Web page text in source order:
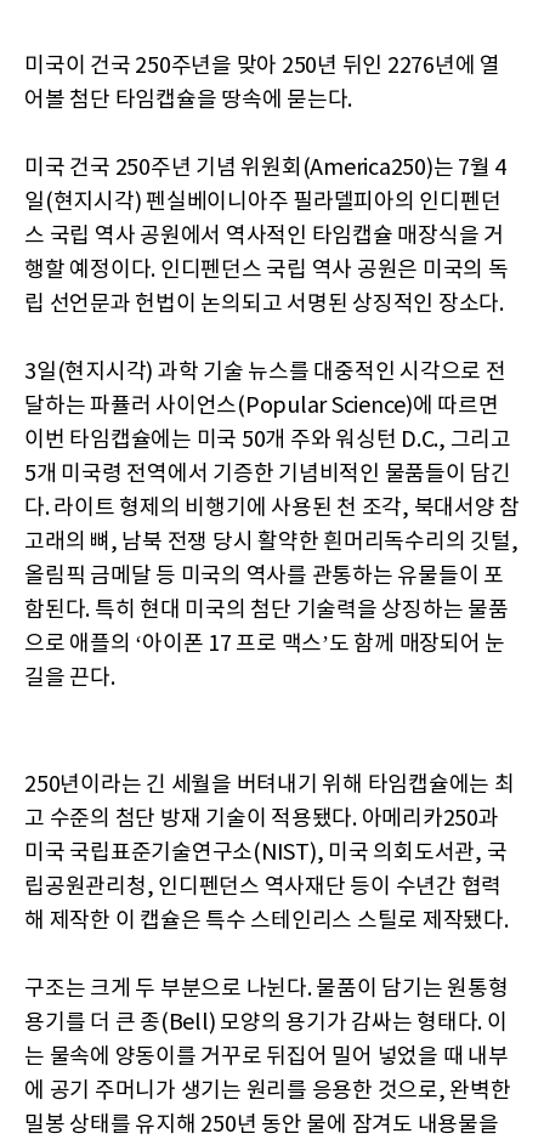
미국이 건국 250주년을 맞아 250년 뒤인 2276년에 열
어볼 첨단 타임캡슐을 땅속에 묻는다.
미국 건국 250주년 기념 위원회(America250)는 7월 4
일(현지시각) 펜실베이니아주 필라델피아의 인디펜던
스 국립 역사 공원에서 역사적인 타임캡슐 매장식을 거
행할 예정이다. 인디펜던스 국립 역사 공원은 미국의 독
립 선언문과 헌법이 논의되고 서명된 상징적인 장소다.
3일(현지시각) 과학 기술 뉴스를 대중적인 시각으로 전
달하는 파퓰러 사이언스(Popular Science)에 따르면
이번 타임캡슐에는 미국 50개 주와 워싱턴 D.C., 그리고
5개 미국령 전역에서 기증한 기념비적인 물품들이 담긴
다. 라이트 형제의 비행기에 사용된 천 조각, 북대서양 참
고래의 뼈, 남북 전쟁 당시 활약한 흰머리독수리의 깃털,
올림픽 금메달 등 미국의 역사를 관통하는 유물들이 포
함된다. 특히 현대 미국의 첨단 기술력을 상징하는 물품
으로 애플의 ‘아이폰 17 프로 맥스’도 함께 매장되어 눈
길을 끈다.
250년이라는 긴 세월을 버텨내기 위해 타임캡슐에는 최
고 수준의 첨단 방재 기술이 적용됐다. 아메리카250과
미국 국립표준기술연구소(NIST), 미국 의회도서관, 국
립공원관리청, 인디펜던스 역사재단 등이 수년간 협력
해 제작한 이 캡슐은 특수 스테인리스 스틸로 제작됐다.
구조는 크게 두 부분으로 나뉜다. 물품이 담기는 원통형
용기를 더 큰 종(Bell) 모양의 용기가 감싸는 형태다. 이
는 물속에 양동이를 거꾸로 뒤집어 밀어 넣었을 때 내부
에 공기 주머니가 생기는 원리를 응용한 것으로, 완벽한
밀봉 상태를 유지해 250년 동안 물에 잠겨도 내용물을